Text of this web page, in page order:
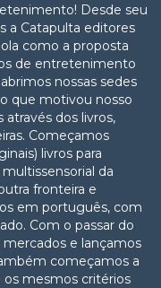
Desde seu
a Catapulta editores
como a proposta
de entretenimento
nossas sedes
que motivou nosso
dos livros,
Começamos
livros para
da
fronteira e
em português, com
Com o passar do
e lançamos
começamos a
os mesmos critérios